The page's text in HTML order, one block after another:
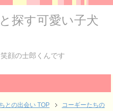
探す可愛い子犬
顔の士郎くんです
との出会い TOP
コーギーたちの